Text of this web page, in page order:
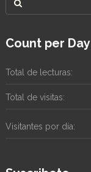
Count per Day
Total de lecturas:
Total de visitas:
Visitantes por día: